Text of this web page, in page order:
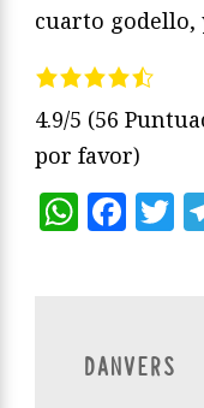
cuarto godello,
4.9/5 (56
por favor)
DANVERS